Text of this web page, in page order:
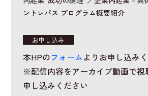
ントレパス プログラム概要紹介
お申し込み
本HPのフォームよりお申し込み
※配信内容をアーカイブ動画で視
申し込みください